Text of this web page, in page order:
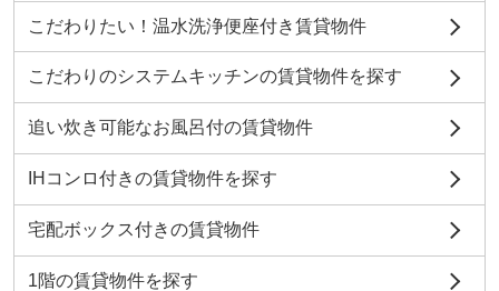
こだわりたい！温水洗浄便座付き賃貸物件
こだわりのシステムキッチンの賃貸物件を探す
追い炊き可能なお風呂付の賃貸物件
IHコンロ付きの賃貸物件を探す
宅配ボックス付きの賃貸物件
1階の賃貸物件を探す